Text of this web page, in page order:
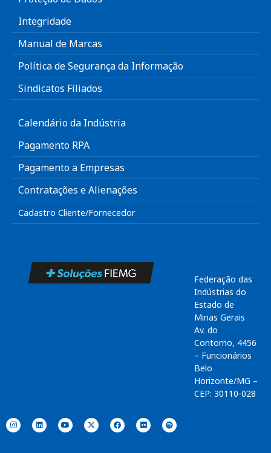
Integridade
Manual de Marcas
Política de Segurança da Informação
Sindicatos Filiados
Calendário da Indústria
Pagamento RPA
Pagamento a Empresas
Contratações e Alienações
Cadastro Cliente/Fornecedor
Federação das
Indústrias do
Estado de
Minas Gerais
Av. do
Contorno, 4456
– Funcionários
Belo
Horizonte/MG –
CEP: 30110-028